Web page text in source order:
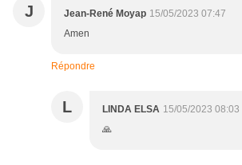
J Jean-René Moyap 15/05/2023 07:47
Amen
Répondre
L LINDA ELSA 15/05/2023 08:03
🙏